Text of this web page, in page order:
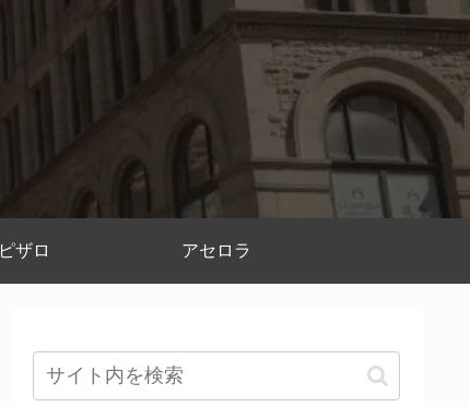
ピザロ アセロラ